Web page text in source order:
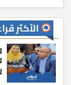
الأكثر